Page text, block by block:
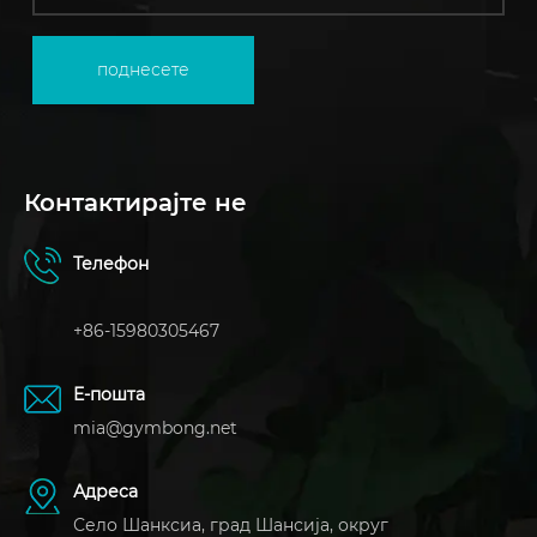
поднесете
Контактирајте не
Телефон
+86-15980305467
Е-пошта
mia@gymbong.net
Адреса
Село Шанксиа, град Шансија, округ